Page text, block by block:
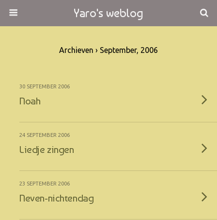
Yaro's weblog
Archieven › September, 2006
30 SEPTEMBER 2006
Noah
24 SEPTEMBER 2006
Liedje zingen
23 SEPTEMBER 2006
Neven-nichtendag